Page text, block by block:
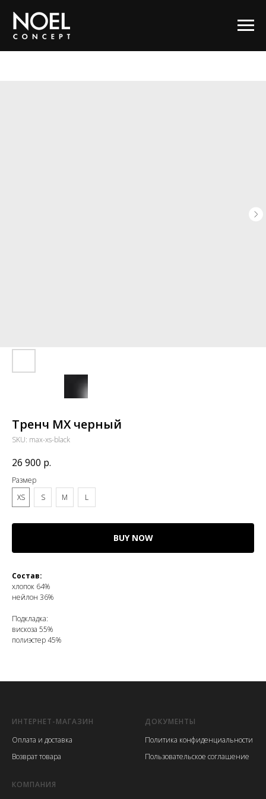
Тренч MX черный
SKU: max-xs-black
26 900 р.
Размер
XS
S M L
BUY NOW
Состав:
хлопок 64%
нейлон 36%
Подкладка:
вискоза 55%
полиэстер 45%
ИНТЕРНЕТ-МАГАЗИН
Оплата и доставка
Возврат товара
ДОКУМЕНТЫ
Политика конфиденциальности
Пользовательское соглашение
КОМПАНИЯ